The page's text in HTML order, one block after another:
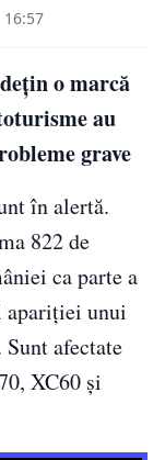
o marcă
au
grave
în alertă.
822 de
ca parte a
apariției unui
afectate
XC60 și